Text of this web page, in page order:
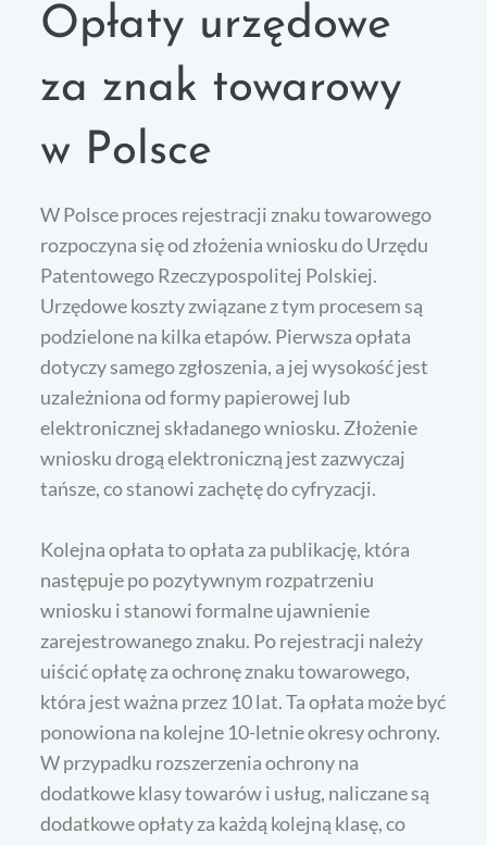
Opłaty urzędowe
za znak towarowy
w Polsce
W Polsce proces rejestracji znaku towarowego
rozpoczyna się od złożenia wniosku do Urzędu
Patentowego Rzeczypospolitej Polskiej.
Urzędowe koszty związane z tym procesem są
podzielone na kilka etapów. Pierwsza opłata
dotyczy samego zgłoszenia, a jej wysokość jest
uzależniona od formy papierowej lub
elektronicznej składanego wniosku. Złożenie
wniosku drogą elektroniczną jest zazwyczaj
tańsze, co stanowi zachętę do cyfryzacji.
Kolejna opłata to opłata za publikację, która
następuje po pozytywnym rozpatrzeniu
wniosku i stanowi formalne ujawnienie
zarejestrowanego znaku. Po rejestracji należy
uiścić opłatę za ochronę znaku towarowego,
która jest ważna przez 10 lat. Ta opłata może być
ponowiona na kolejne 10-letnie okresy ochrony.
W przypadku rozszerzenia ochrony na
dodatkowe klasy towarów i usług, naliczane są
dodatkowe opłaty za każdą kolejną klasę, co